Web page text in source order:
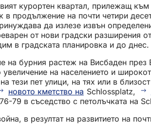
курортен квартал, прилежащ
продължение на почти четири
да излезе извън
от нови градски разширения
в градската планировка и до днес.
на бурния растеж на Висбаден през
на населението и
пет улици, на тях или в
новото кметство на Schlossplatz,
79 в съседство с петолъчката на
в резултат на развитието на